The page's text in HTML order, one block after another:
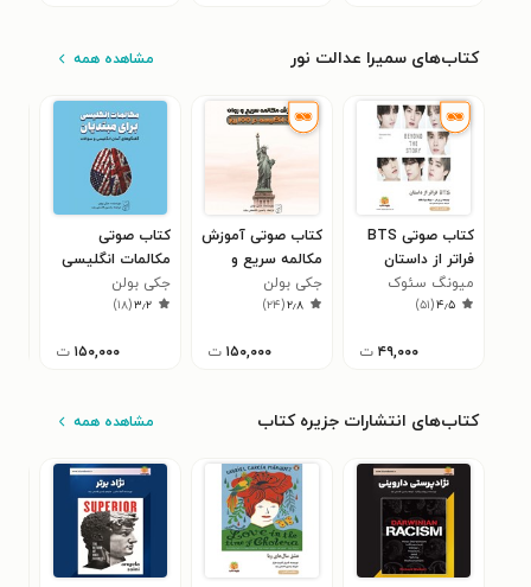
کتاب‌های سمیرا عدالت نور مشاهده همه
کتاب صوتی BTS
فراتر از داستان
(خلاصه کتاب)
میونگ سئوک
کانگ۴٫۵(۵۱)
۴۹,۰۰۰ ت
کتاب صوتی آموزش
مکالمه سریع و
روان زبان انگلیسی
در ۱۰۰ روز
جکی بولن
۲٫۸(۲۴)
۱۵۰,۰۰۰ ت
کتاب صوتی
مکالمات انگلیسی
برای مبتدیان
جکی بولن
۳٫۲(۱۸)
۱۵۰,۰۰۰ ت
کتاب‌های انتشارات جزیره کتاب مشاهده همه